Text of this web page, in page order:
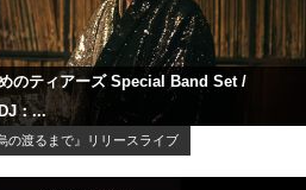
のティアーズ Special Band Set /
：...
の渡るまで』リリースライブ